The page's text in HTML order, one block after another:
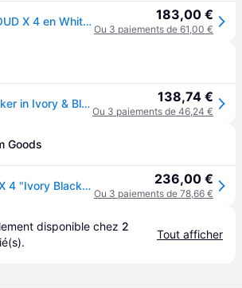
On SNEAKERS CLOUD X 4 en White. Taille 8. Also en 8.5, 9, 9.5, 10, 10.5, 11, 11.5, 12, 12.5, 13. 183,00 €
Ou 3 paiements de 61,00 €
On Cloud X 4 Sneaker in Ivory & Black - White. Size 13 (also in 8, 8.5, 9, 9.5, 10, 10.5, 11, 11.5, 12, 12.5). 138,74 €
Ou 3 paiements de 46,24 €
Goods
On Running Cloud X 4 "Ivory Black" - Size 8 236,00 €
Ou 3 paiements de 78,66 €
disponible chez 2
Tout afficher